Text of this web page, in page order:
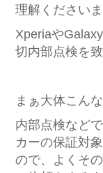
理解くださいま
Xperiaや
切内部点検を
まぁ大体こん
内部点検など
カーの保証対
ので、よくそ